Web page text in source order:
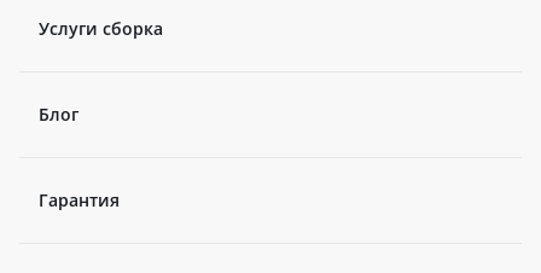
Услуги сборка
Блог
Гарантия